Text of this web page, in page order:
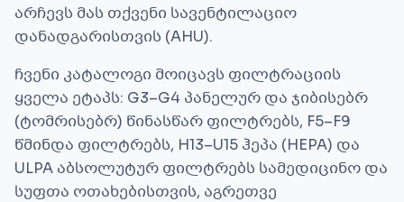
არჩევს მას თქვენი სავენტილაციო
დანადგარისთვის (AHU).
ჩვენი კატალოგი მოიცავს ფილტრაციის
ყველა ეტაპს: G3–G4 პანელურ და ჯიბისებრ
(ტომრისებრ) წინასწარ ფილტრებს, F5–F9
წმინდა ფილტრებს, H13–U15 ჰეპა (HEPA) და
ULPA აბსოლუტურ ფილტრებს სამედიცინო და
სუფთა ოთახებისთვის, აგრეთვე